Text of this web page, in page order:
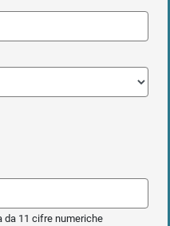
da 11 cifre numeriche